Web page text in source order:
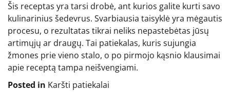
Šis receptas yra tarsi drobė, ant kurios galite kurti savo
kulinarinius šedevrus. Svarbiausia taisyklė yra mėgautis
procesu, o rezultatas tikrai neliks nepastebėtas jūsų
artimųjų ar draugų. Tai patiekalas, kuris sujungia
žmones prie vieno stalo, o po pirmojo kąsnio klausimai
apie receptą tampa neišvengiami.
Posted in Karšti patiekalai